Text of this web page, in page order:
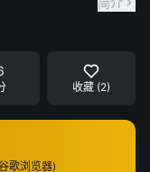
收藏 (2)
歌浏览器)